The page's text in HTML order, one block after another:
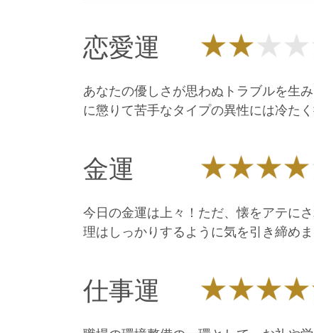
恋愛運
あなたの優しさが思わぬトラブルを生
に懲りて苦手なタイプの異性には冷た
金運
今日の金運は上々！ただ、懐をアテに
理はしっかりするように気を引き締めま
仕事運